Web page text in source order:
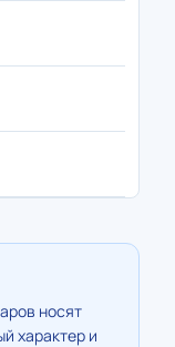
носят
характер и